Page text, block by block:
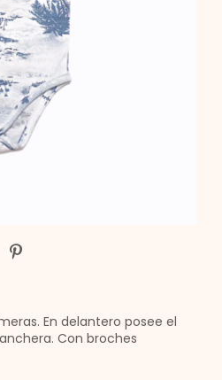
En delantero posee el
Con broches